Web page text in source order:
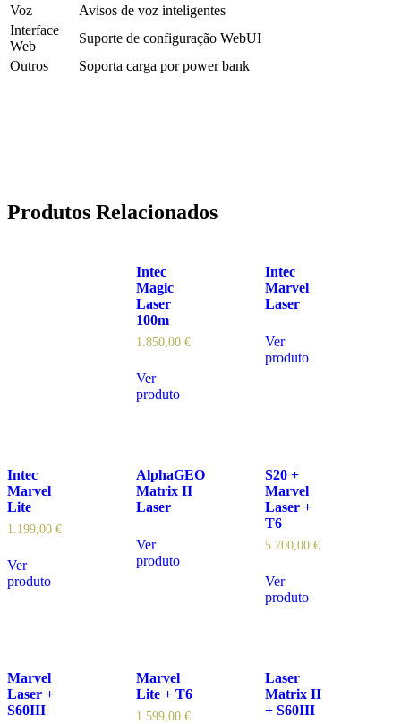
Voz
Avisos de voz inteligentes
Interface
Web
Suporte de configuração WebUI
Outros
Soporta carga por power bank
Produtos Relacionados
Intec
Magic
Laser
100m
1.850,00 €
Ver
produto
Intec
Marvel
Laser
Ver
produto
Intec
Marvel
Lite
1.199,00 €
Ver
produto
AlphaGEO
Matrix II
Laser
Ver
produto
S20 +
Marvel
Laser +
T6
5.700,00 €
Ver
produto
Marvel
Laser +
S60III
Marvel
Lite + T6
1.599,00 €
Laser
Matrix II
+ S60III